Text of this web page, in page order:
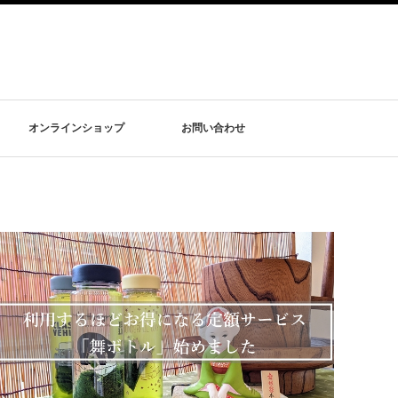
オンラインショップ お問い合わせ